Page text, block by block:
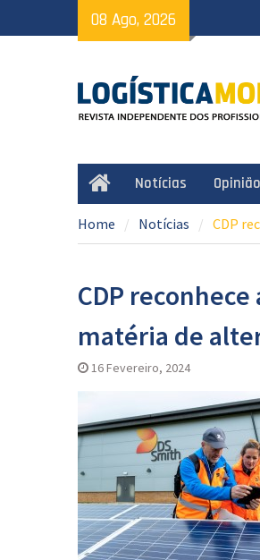
to
08 Ago, 2026
HomeNotícias Opinião
Home Notícias CDP
CDP
matéria de
16 Fevereiro, 2024